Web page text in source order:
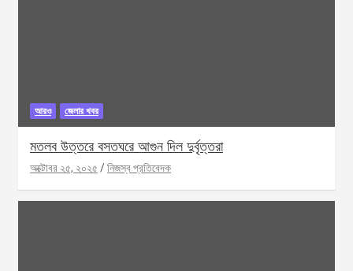
আরও জেলার খবর
মতলব উত্তরে বসতঘরে আগুন দিল দুর্বৃত্তরা
অক্টোবর ২৫, ২০২৫ নিজস্ব প্রতিবেদক